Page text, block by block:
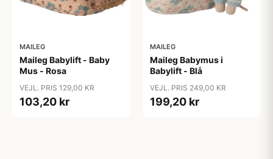
MAILEG
Maileg Babylift - Baby
Mus - Rosa
VEJL. PRIS 129,00 KR
103,20 kr
MAILEG
Maileg Babymus i
Babylift - Blå
VEJL. PRIS 249,00 KR
199,20 kr